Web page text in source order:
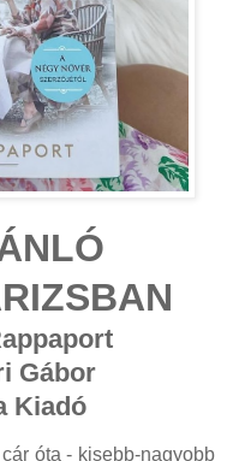
Gábor
Kiadó
óta - kisebb-nagyobb